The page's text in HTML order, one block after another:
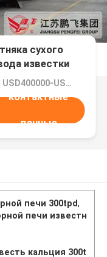
сухого
известки
Цена：USD400000-USD3000000
контактные
данные
печи 300tpd,
печи известн
кальция 300t